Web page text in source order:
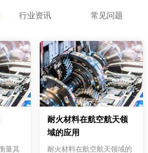
行业资讯 常见问题
量其
耐火材料在航空航天领
域的应用
耐火材料在航空航天领域的